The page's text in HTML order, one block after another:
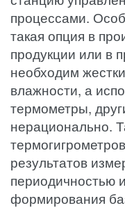
процессами.
такая опция в
продукции или в
необходим
влажности, а
термометры,
нерационально.
результатов
периодичностью
формирования